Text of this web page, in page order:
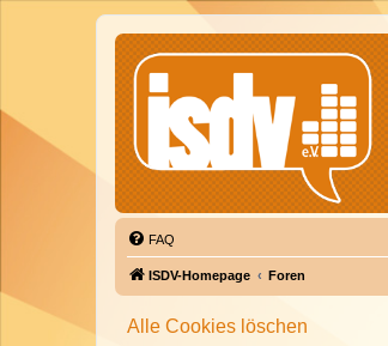
FAQ
ISDV-Homepage Foren
Alle Cookies löschen